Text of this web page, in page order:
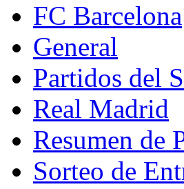
FC Barcelona
General
Partidos del
Real Madrid
Resumen de
Sorteo de